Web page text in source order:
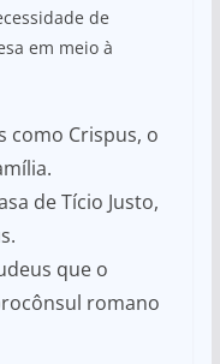
de
em meio à
como Crispus, o
de Tício Justo,
que o
romano